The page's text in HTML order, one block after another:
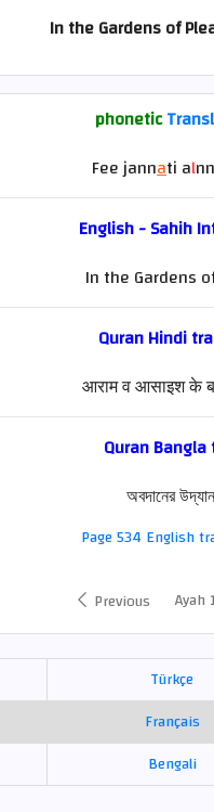
In the Gardens of
phonetic
Fee jannati al
English - Sahih
In the Gardens
QuranHindi
आराम व आसाइश के
Quran
অবদানের
Page 534 English
Previous Ayah
Türkçe
Français
Bengali